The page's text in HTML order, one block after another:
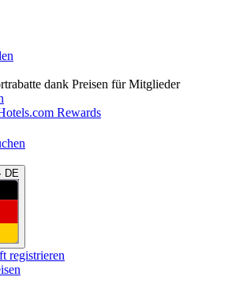
dank Preisen für Mitglieder
Rewards
DE
registrieren